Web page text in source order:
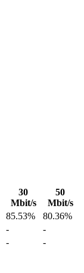
30
Mbit/s
50
Mbit/s
85.53%
80.36%
-
-
- -